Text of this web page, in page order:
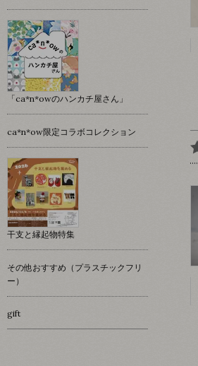
「ca*n*owのハンカチ屋さん」
ca*n*ow限定コラボコレクション
干支と縁起物特集
その他おすすめ（プラスチックフリ
ー）
gift